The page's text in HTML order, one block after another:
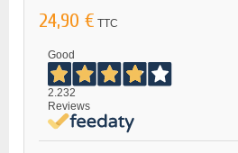
24,90 € TTC
Good
2.232
Reviews